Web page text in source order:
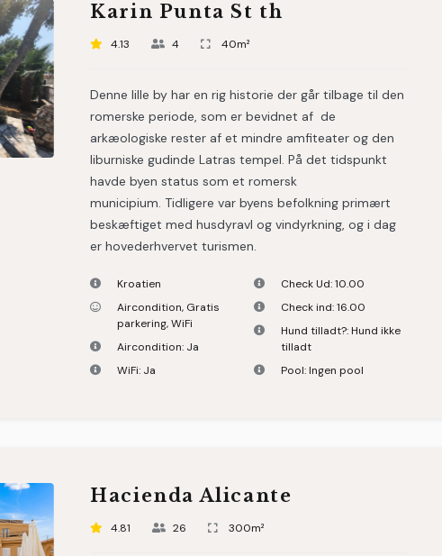
Karin Punta St th
4.13 4 40m²
Denne lille by har en rig historie der går tilbage til den
romerske periode, som er bevidnet af de
arkæologiske rester af et mindre amfiteater og den
liburniske gudinde Latras tempel. På det tidspunkt
havde byen status som et romersk
municipium. Tidligere var byens befolkning primært
beskæftiget med husdyravl og vindyrkning, og i dag
er hovederhvervet turismen.
Kroatien
Aircondition, Gratis
parkering,WiFi
Aircondition: Ja
WiFi: Ja
Check Ud:10.00
Check ind:16.00
Hund tilladt?:Hund ikke
tilladt
Pool:Ingen pool
Hacienda Alicante
4.81 26 300m²